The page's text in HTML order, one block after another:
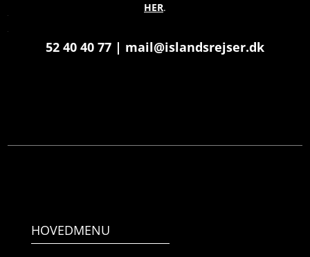
HER.
52 40 40 77 | mail@islandsrejser.dk
HOVEDMENU